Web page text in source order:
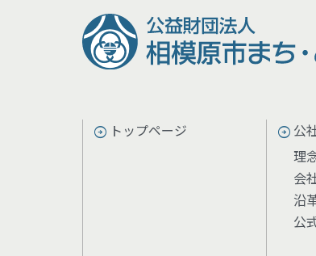
トップページ
公
理
会
沿
公